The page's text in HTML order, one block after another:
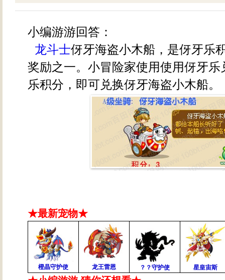
小编游游回答：
龙斗士伢牙海盗小木船，是伢牙乐
奖励之一。小冒险家使用使用伢牙乐
乐积分，即可兑换伢牙海盗小木船。
★最新宠物★
橙晶守护使 龙王雷恩 ？？守护使 星皇宙斯